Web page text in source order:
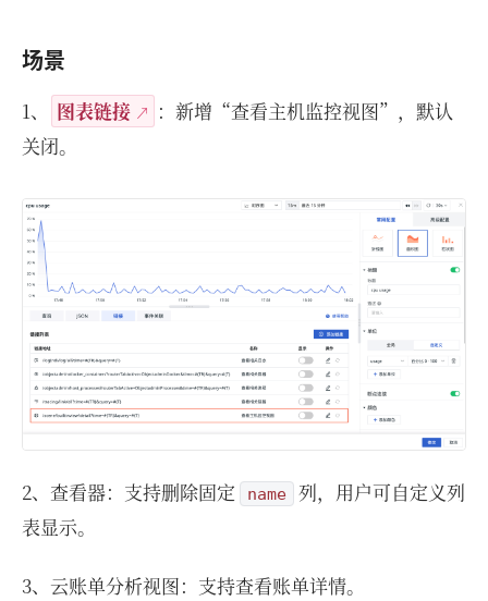
场景
1、 图表链接
：新增“查看主机监控视图”，默认
关闭。
2、查看器：支持删除固定 name
列，用户可自定义列
表显示。
3、云账单分析视图：支持查看账单详情。